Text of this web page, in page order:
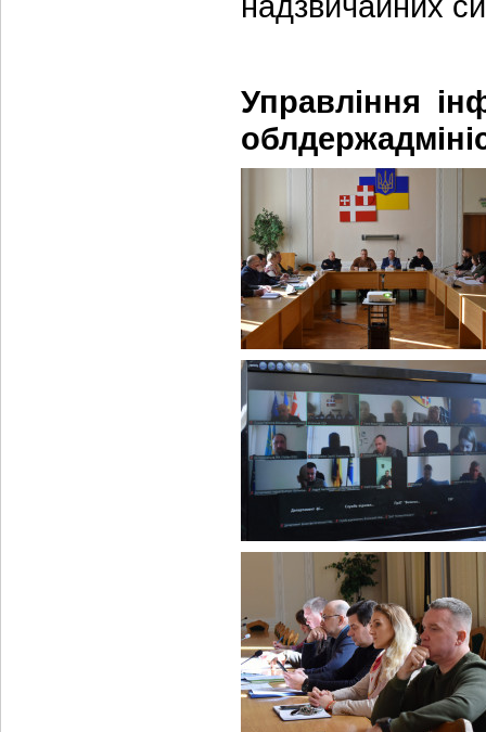
Управління